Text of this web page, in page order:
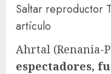
Saltar reproductor
artículo
Ahrtal (Renania-
espectadores,